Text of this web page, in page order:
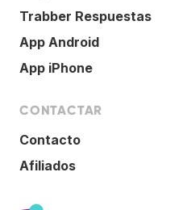
Trabber Respuestas
App Android
App iPhone
CONTACTAR
Contacto
Afiliados